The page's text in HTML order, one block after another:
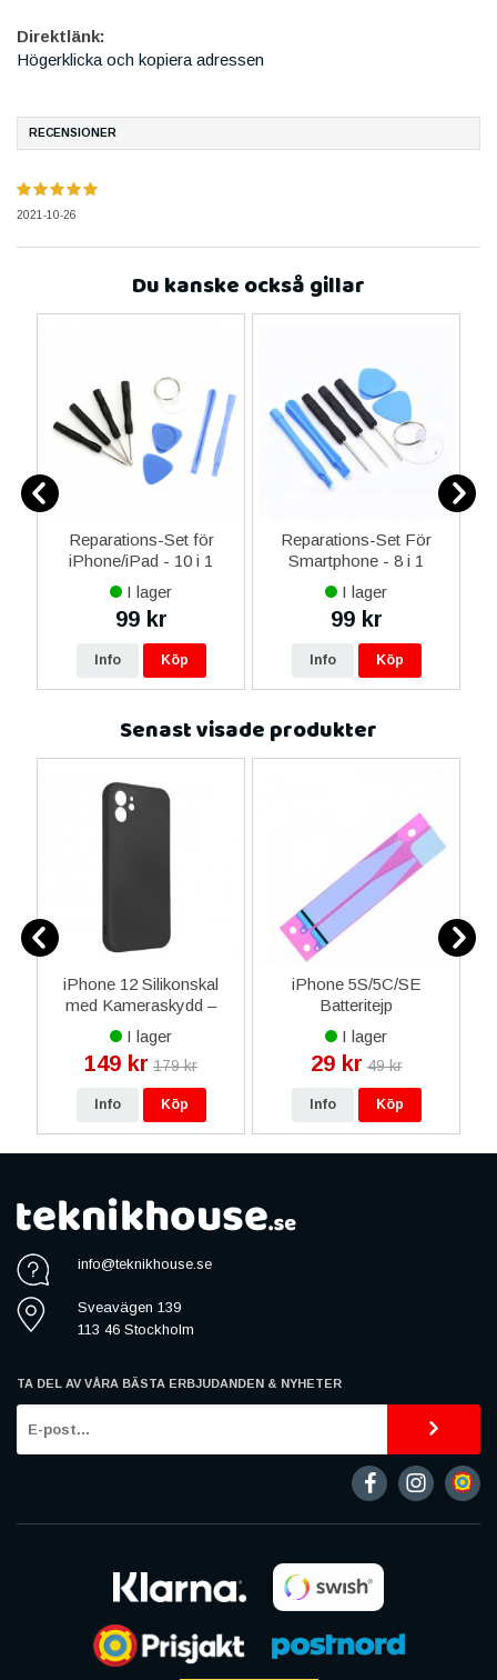
Direktlänk:
Högerklicka och kopiera adressen
RECENSIONER
2021-10-26
Du kanske också gillar
Reparations-Set för
iPhone/iPad - 10 i 1
I lager
99 kr
Info Köp
Reparations-Set För
Smartphone - 8 i 1
I lager
99 kr
Info Köp
Senast visade produkter
iPhone 12 Silikonskal
med Kameraskydd –
Svart
I lager
149 kr 179 kr
Info Köp
iPhone 5S/5C/SE
Batteritejp
I lager
29 kr 49 kr
Info Köp
info@teknikhouse.se
Sveavägen 139
113 46 Stockholm
TA DEL AV VÅRA BÄSTA ERBJUDANDEN & NYHETER